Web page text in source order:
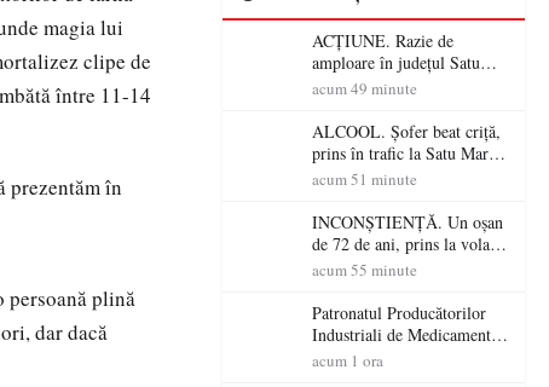
magia lui
clipe de
între 11-14
prezentăm în
persoană plină
dar dacă
ACȚIUNE. Razie de
amploare în județul Satu
Mare! Polițiștii au dat sute
șoferi fără permis într-o
singură zi
acum 49 minute
ALCOOL. Șofer beat criță,
prins în trafic la Satu Mare!
Alcoolemie uriașă
acum 51 minute
INCONȘTIENȚĂ. Un oșan
de 72 de ani, prins la volan
fără permis! Polițiștii l-au
acum 55 minute
Patronatul Producătorilor
Industriali de Medicamente
din România (PRIMER):
acum 1 ora